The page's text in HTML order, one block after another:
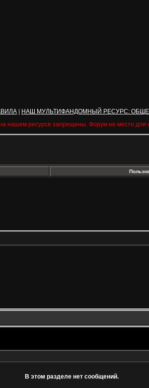
НАШ МУЛЬТИФАНДОМНЫЙ РЕСУРС:
нашем ресурсе запрещены. Форум не место
В этом разделе нет сообщений.